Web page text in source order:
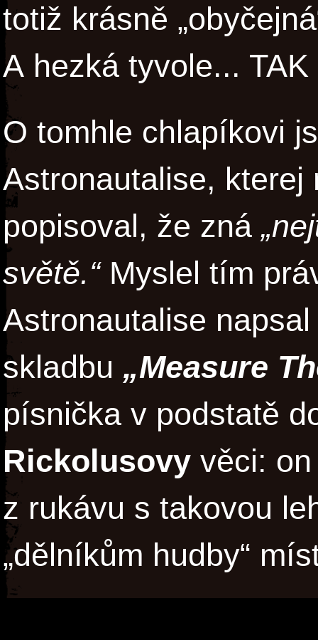
totiž krásně
A hezká tyvole...
O tomhle chlapíkovi
Astronautalise, kterej
popisoval, že zná
světě.“Myslel tím
Astronautalise
skladbu „Measure
písnička v podstatě
Rickolusovy věci:
z rukávu s takovou
„dělníkům hudby“